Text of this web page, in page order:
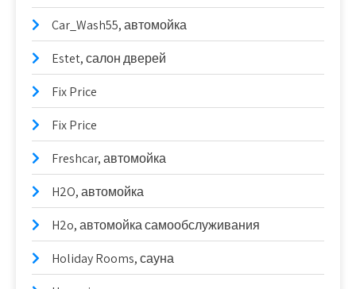
Car_Wash55, автомойка
Estet, салон дверей
Fix Price
Fix Price
Freshcar, автомойка
H2O, автомойка
H2o, автомойка самообслуживания
Holiday Rooms, сауна